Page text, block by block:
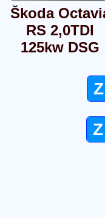
Škoda
RS 2,0TDI
125kw DSG